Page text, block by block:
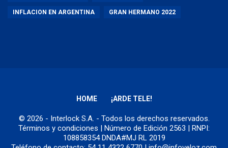
INFLACION EN ARGENTINA GRAN HERMANO 2022
HOME ¡ARDE TELE!
© 2026 - Interlock S.A. - Todos los derechos reservados.
Términos y condiciones | Número de Edición 2563 | RNPI:
108858354 DNDA#MJ RL 2019